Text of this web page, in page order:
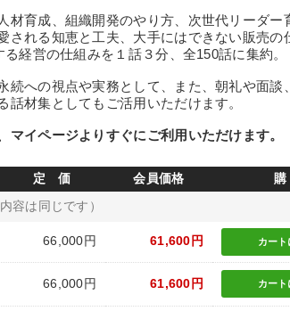
育成、組織開発のやり方、次世代リーダー
される知恵と工夫、大手にはできない販売
経営の仕組みを１話３分、全150話に集約。
への視点や実務として、また、朝礼や面談
話材集としてもご活用いただけます。
イページよりすぐにご利用いただけます。
定 価 会員価格
容は同じです）
66,000円 61,600円 カート
66,000円 61,600円 カート